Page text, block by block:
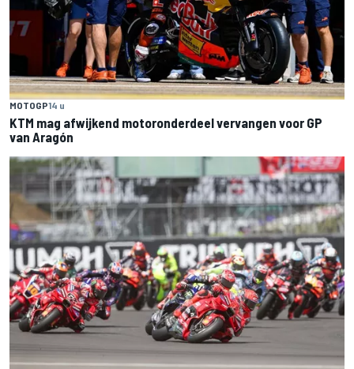
MOTOGP14 u
KTM mag afwijkend motoronderdeel vervangen voor GP
van Aragón